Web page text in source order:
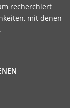
recherchiert
mit denen